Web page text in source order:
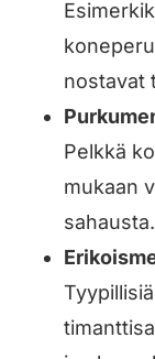
nostavat
Pelkkä
mukaan
sahausta.